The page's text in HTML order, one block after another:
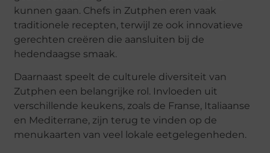
kunnen gaan. Chefs in Zutphen eren vaak
traditionele recepten, terwijl ze ook innovatieve
gerechten creëren die aansluiten bij de
hedendaagse smaak.
Daarnaast speelt de culturele diversiteit van
Zutphen een belangrijke rol. Invloeden uit
verschillende keukens, zoals de Franse, Italiaanse
en Mediterrane, zijn terug te vinden op de
menukaarten van veel lokale eetgelegenheden.